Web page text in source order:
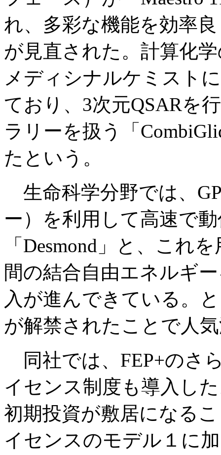
れ、多彩な機能を効率
が見直された。計算化
メディシナルケミスト
ており、3次元QSARを
ラリーを扱う「
たという。
生命科学分野では、
ー）を利用して高速で
「Desmond」と、これ
間の結合自由エネルギ
入が進んできている。
が解禁されたことで人
同社では、FEP+のさ
イセンス制度も導入し
初期投資が敷居になる
イセンスのモデル１に